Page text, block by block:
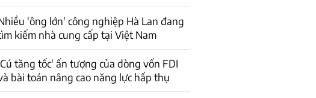
'ông lớn' công nghiệp Hà Lan đang
kiếm nhà cung cấp tại Việt Nam
tăng tốc' ấn tượng của dòng vốn FDI
bài toán nâng cao năng lực hấp thụ